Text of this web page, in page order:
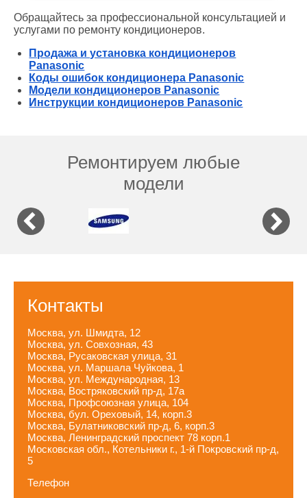
Обращайтесь за профессиональной консультацией и
услугами по ремонту кондиционеров.
Продажа и установка кондиционеров
Panasonic
Коды ошибок кондиционера Panasonic
Модели кондиционеров Panasonic
Инструкции кондиционеров Panasonic
Ремонтируем любые
модели
Контакты
Москва, ул. Шмидта, 12
Москва, ул. Совхозная, 43
Москва, Русаковская улица, 31
Москва, ул. Маршала Чуйкова, 1
Москва, ул. Международная, 13
Москва, Востряковский пр-д, 17а
Москва, Профсоюзная улица, 104
Москва, бул. Ореховый, 14, корп.3
Москва, Булатниковский пр-д, 6, корп.3
Москва, Ленинградский проспект 78 корп.1
Московская обл., Котельники г., 1-й Покровский пр-д,
5
Телефон